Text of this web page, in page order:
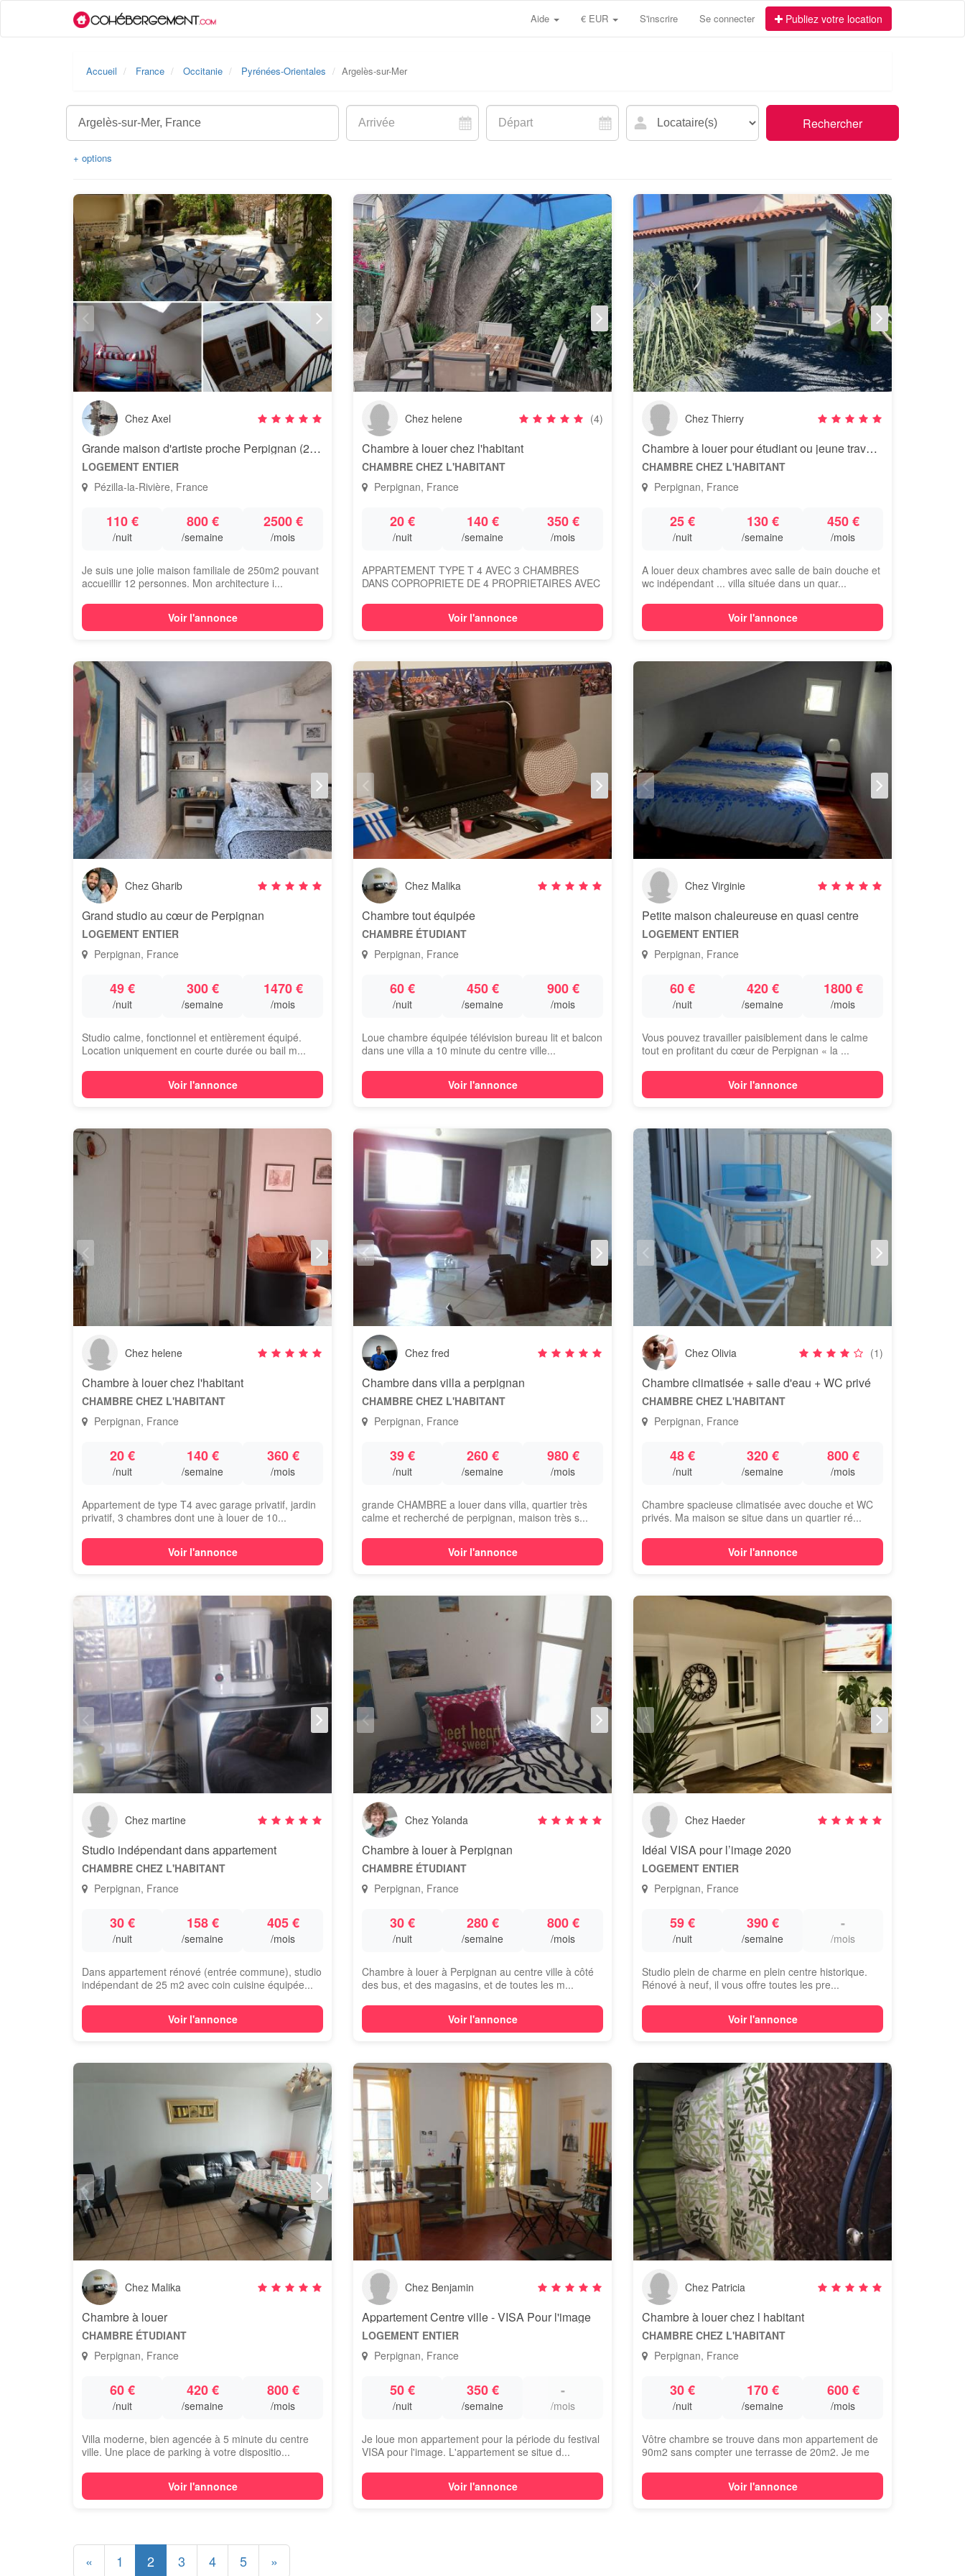
Aide € EUR S'inscrire Se connecter Publiez votre location
Accueil France Occitanie Pyrénées-Orientales Argelès-sur-Mer
Rechercher
+ options
Chez Axel
Grande maison d'artiste proche Perpignan (2-12 personnes)
LOGEMENT ENTIER
Pézilla-la-Rivière, France
110 €
/nuit
800 €
/semaine
2500 €
/mois
Je suis une jolie maison familiale de 250m2 pouvant
accueillir 12 personnes. Mon architecture i...
Voir l'annonce
Chez helene (4)
Chambre à louer chez l'habitant
CHAMBRE CHEZ L'HABITANT
Perpignan, France
20 €
/nuit
140 €
/semaine
350 €
/mois
APPARTEMENT TYPE T 4 AVEC 3 CHAMBRES
DANS COPROPRIETE DE 4 PROPRIETAIRES AVEC
Voir l'annonce
Chez Thierry
Chambre à louer pour étudiant ou jeune travailleur chez l'habitant
CHAMBRE CHEZ L'HABITANT
Perpignan, France
25 €
/nuit
130 €
/semaine
450 €
/mois
A louer deux chambres avec salle de bain douche et
wc indépendant ... villa située dans un quar...
Voir l'annonce
Chez Gharib
Grand studio au cœur de Perpignan
LOGEMENT ENTIER
Perpignan, France
49 €
/nuit
300 €
/semaine
1470 €
/mois
Studio calme, fonctionnel et entièrement équipé.
Location uniquement en courte durée ou bail m...
Voir l'annonce
Chez Malika
Chambre tout équipée
CHAMBRE ÉTUDIANT
Perpignan, France
60 €
/nuit
450 €
/semaine
900 €
/mois
Loue chambre équipée télévision bureau lit et balcon
dans une villa a 10 minute du centre ville...
Voir l'annonce
Chez Virginie
Petite maison chaleureuse en quasi centre
LOGEMENT ENTIER
Perpignan, France
60 €
/nuit
420 €
/semaine
1800 €
/mois
Vous pouvez travailler paisiblement dans le calme
tout en profitant du cœur de Perpignan « la ...
Voir l'annonce
Chez helene
Chambre à louer chez l'habitant
CHAMBRE CHEZ L'HABITANT
Perpignan, France
20 €
/nuit
140 €
/semaine
360 €
/mois
Appartement de type T4 avec garage privatif, jardin
privatif, 3 chambres dont une à louer de 10...
Voir l'annonce
Chez fred
Chambre dans villa a perpignan
CHAMBRE CHEZ L'HABITANT
Perpignan, France
39 €
/nuit
260 €
/semaine
980 €
/mois
grande CHAMBRE a louer dans villa, quartier très
calme et recherché de perpignan, maison très s...
Voir l'annonce
Chez Olivia (1)
Chambre climatisée + salle d'eau + WC privé
CHAMBRE CHEZ L'HABITANT
Perpignan, France
48 €
/nuit
320 €
/semaine
800 €
/mois
Chambre spacieuse climatisée avec douche et WC
privés. Ma maison se situe dans un quartier ré...
Voir l'annonce
Chez martine
Studio indépendant dans appartement
CHAMBRE CHEZ L'HABITANT
Perpignan, France
30 €
/nuit
158 €
/semaine
405 €
/mois
Dans appartement rénové (entrée commune), studio
indépendant de 25 m2 avec coin cuisine équipée...
Voir l'annonce
Chez Yolanda
Chambre à louer à Perpignan
CHAMBRE ÉTUDIANT
Perpignan, France
30 €
/nuit
280 €
/semaine
800 €
/mois
Chambre à louer à Perpignan au centre ville à côté
des bus, et des magasins, et de toutes les m...
Voir l'annonce
Chez Haeder
Idéal VISA pour l’image 2020
LOGEMENT ENTIER
Perpignan, France
59 €
/nuit
390 €
/semaine
-
/mois
Studio plein de charme en plein centre historique.
Rénové à neuf, il vous offre toutes les pre...
Voir l'annonce
Chez Malika
Chambre à louer
CHAMBRE ÉTUDIANT
Perpignan, France
60 €
/nuit
420 €
/semaine
800 €
/mois
Villa moderne, bien agencée à 5 minute du centre
ville. Une place de parking à votre dispositio...
Voir l'annonce
Chez Benjamin
Appartement Centre ville - VISA Pour l'image
LOGEMENT ENTIER
Perpignan, France
50 €
/nuit
350 €
/semaine
-
/mois
Je loue mon appartement pour la période du festival
VISA pour l'image. L'appartement se situe d...
Voir l'annonce
Chez Patricia
Chambre à louer chez l habitant
CHAMBRE CHEZ L'HABITANT
Perpignan, France
30 €
/nuit
170 €
/semaine
600 €
/mois
Vôtre chambre se trouve dans mon appartement de
90m2 sans compter une terrasse de 20m2. Je me
Voir l'annonce
« 1 2 3 4 5 »